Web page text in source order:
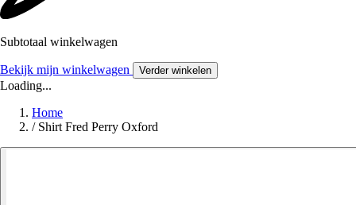
Subtotaal winkelwagen
Bekijk mijn winkelwagen Verder winkelen
Loading...
Home
/ Shirt Fred Perry Oxford